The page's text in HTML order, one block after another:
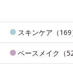
スキンケア（169
ベースメイク（52